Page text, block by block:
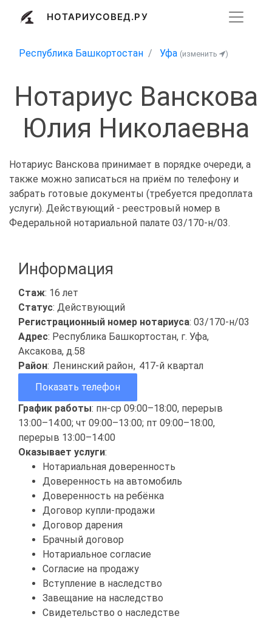
НОТАРИУСОВЕД.РУ
Республика Башкортостан Уфа (изменить )
Нотариус Ванскова
Юлия Николаевна
Нотариус Ванскова принимает в порядке очереди, а
также можно записаться на приём по телефону и
забрать готовые документы (требуется предоплата
услуги). Действующий - реестровый номер в
Федеральной нотариальной палате 03/170-н/03.
Информация
Стаж: 16 лет
Статус: Действующий
Регистрационный номер нотариуса: 03/170-н/03
Адрес: Республика Башкортостан, г. Уфа,
Аксакова, д.58
Район: Ленинский район, 417-й квартал
Показать телефон
График работы: пн-ср 09:00–18:00, перерыв
13:00–14:00; чт 09:00–13:00; пт 09:00–18:00,
перерыв 13:00–14:00
Оказывает услуги:
Нотариальная доверенность
Доверенность на автомобиль
Доверенность на ребёнка
Договор купли-продажи
Договор дарения
Брачный договор
Нотариальное согласие
Согласие на продажу
Вступление в наследство
Завещание на наследство
Свидетельство о наследстве